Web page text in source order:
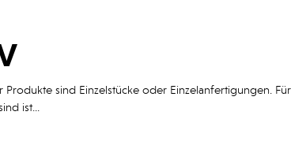
Produkte sind Einzelstücke oder Einzelanfertigungen.
ist...